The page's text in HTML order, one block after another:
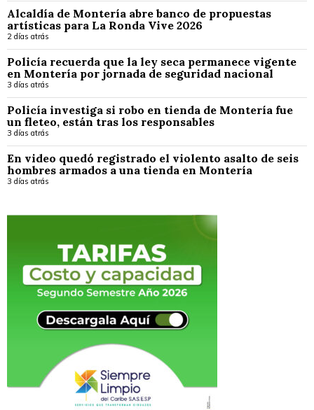
Alcaldía de Montería abre banco de propuestas
artísticas para La Ronda Vive 2026
2 días atrás
Policía recuerda que la ley seca permanece vigente
en Montería por jornada de seguridad nacional
3 días atrás
Policía investiga si robo en tienda de Montería fue
un fleteo, están tras los responsables
3 días atrás
En video quedó registrado el violento asalto de seis
hombres armados a una tienda en Montería
3 días atrás